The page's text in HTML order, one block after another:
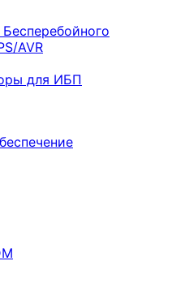
AVR
для ИБП